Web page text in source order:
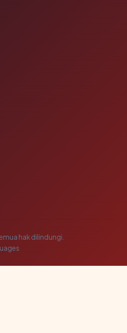
hak dilindungi.